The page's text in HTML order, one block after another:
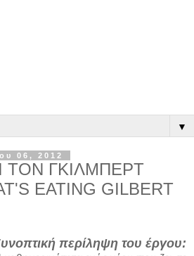
▼
06, 2012
ΤΟΝ ΓΚΙΛΜΠΕΡΤ
EATING GILBERT
περίληψη του έργου: